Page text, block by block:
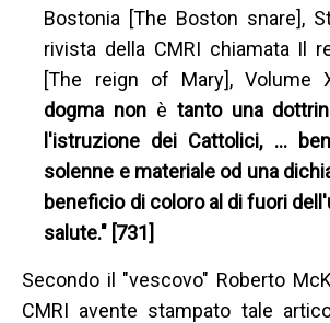
Bostonia [The Boston snare],
rivista della CMRI chiamata Il
[The reign of Mary], Volume
dogma non è tanto una
l'istruzione dei Cattolici, …
solenne e materiale od una
beneficio di coloro al di fuori
salute." [731]
Secondo il "vescovo" Roberto
CMRI avente stampato tale